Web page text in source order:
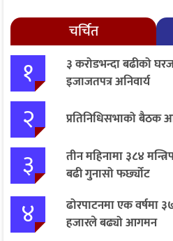
चर्चित
१
३ करोडभन्दा बढीको
इजाजतपत्र अनिवार्य
२ प्रतिनिधिसभाको बैठक
३
तीन महिनामा ३८४
बढी गुनासो फर्छ्योट
४
ढोरपाटनमा एक वर्षमा
हजारले बढ्यो आगमन